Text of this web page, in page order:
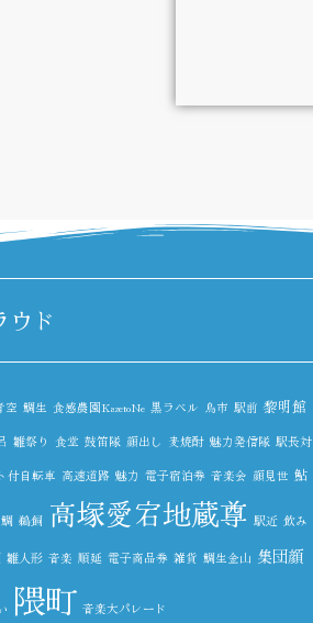
ウド
空 鯛生 食感農園KazetoNe 黒ラベル 鳥市 駅前 黎明館
雛祭り 食堂 鼓笛隊 顔出し 麦焼酎 魅力発信隊 駅長対
付自転車 高速道路 魅力 電子宿泊券 音楽会 顔見世 鮎
鯛 鵜飼 高塚愛宕地蔵尊 駅近 飲み
雛人形 音楽 順延 電子商品券 雑貨 鯛生金山 集団顔
隈町 音楽大パレード